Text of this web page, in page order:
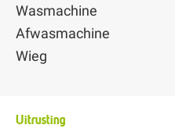
Wasmachine
Afwasmachine
Wieg
Uitrusting